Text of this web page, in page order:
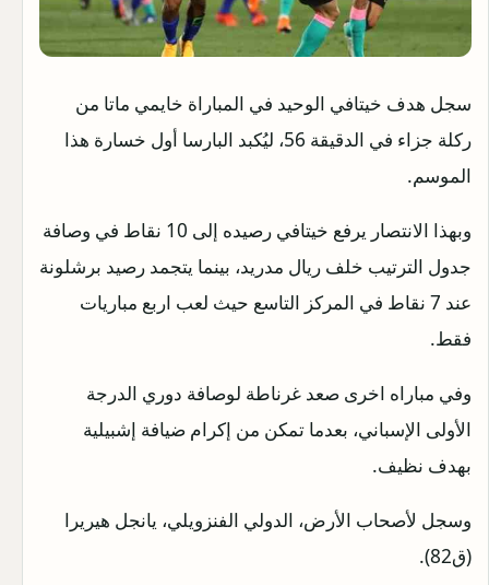
سجل هدف خيتافي الوحيد في المباراة خايمي ماتا من
ركلة جزاء في الدقيقة 56، ليُكبد البارسا أول خسارة هذا
الموسم.
وبهذا الانتصار يرفع خيتافي رصيده إلى 10 نقاط في وصافة
جدول الترتيب خلف ريال مدريد، بينما يتجمد رصيد برشلونة
عند 7 نقاط في المركز التاسع حيث لعب اربع مباريات
فقط.
وفي مباراه اخرى صعد غرناطة لوصافة دوري الدرجة
الأولى الإسباني، بعدما تمكن من إكرام ضيافة إشبيلية
بهدف نظيف.
وسجل لأصحاب الأرض، الدولي الفنزويلي، يانجل هيريرا
(ق82).